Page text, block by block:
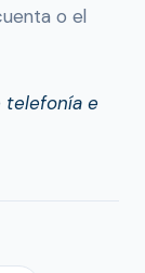
o el
telefonía e